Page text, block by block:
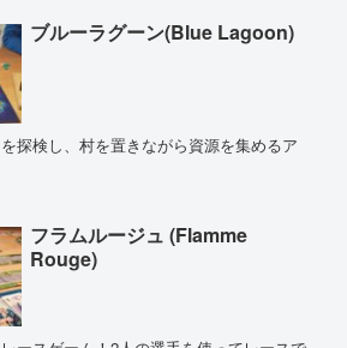
ブルーラグーン(Blue Lagoon)
探検し、村を置きながら資源を集めるア
フラムルージュ (Flamme
Rouge)